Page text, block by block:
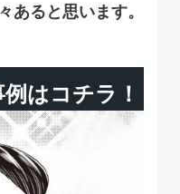
あると思います。
はコチラ！